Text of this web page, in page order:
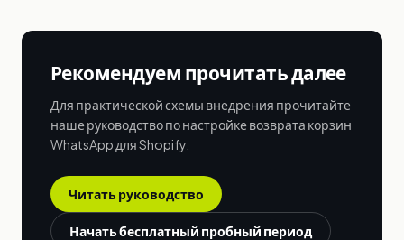
Рекомендуем прочитать далее
Для практической схемы внедрения прочитайте
наше руководство по настройке возврата корзин
WhatsApp для Shopify.
Читать руководство
Начать бесплатный пробный период